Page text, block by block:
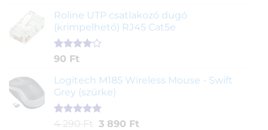
ből,
értékelés
alapján
Roline UTP csatlakozó dugó
(krimpelhető) RJ45 Cat5e
Értékelés
5-ből,
2
értékelés
alapján
90 Ft
Logitech M185 Wireless Mouse - Swift
Grey (szürke)
Értékelés
1
4 290 Ft Original
3 890 FtCurrent